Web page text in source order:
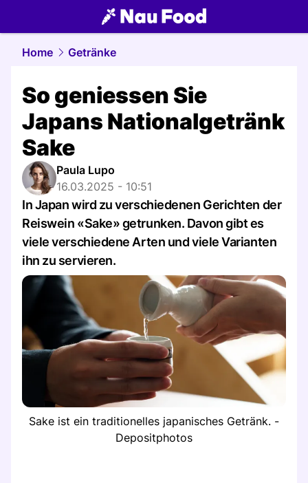
food.NAU.ch
Home Getränke
So geniessen Sie
Japans Nationalgetränk
Sake
Paula Lupo
16.03.2025 - 10:51
In Japan wird zu verschiedenen Gerichten der
Reiswein «Sake» getrunken. Davon gibt es
viele verschiedene Arten und viele Varianten
ihn zu servieren.
Sake ist ein traditionelles japanisches Getränk. -
Depositphotos